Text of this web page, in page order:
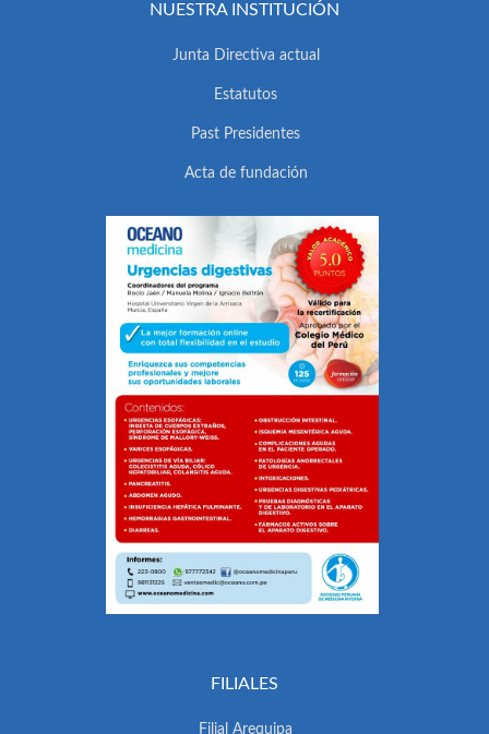
NUESTRA INSTITUCIÓN
Junta Directiva actual
Estatutos
Past Presidentes
Acta de fundación
FILIALES
Filial Arequipa